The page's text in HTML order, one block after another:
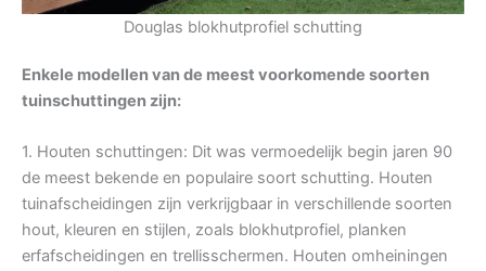
Douglas blokhutprofiel schutting
Enkele modellen van de meest voorkomende soorten
tuinschuttingen zijn:
1. Houten schuttingen: Dit was vermoedelijk begin jaren 90
de meest bekende en populaire soort schutting. Houten
tuinafscheidingen zijn verkrijgbaar in verschillende soorten
hout, kleuren en stijlen, zoals blokhutprofiel, planken
erfafscheidingen en trellisschermen. Houten omheiningen